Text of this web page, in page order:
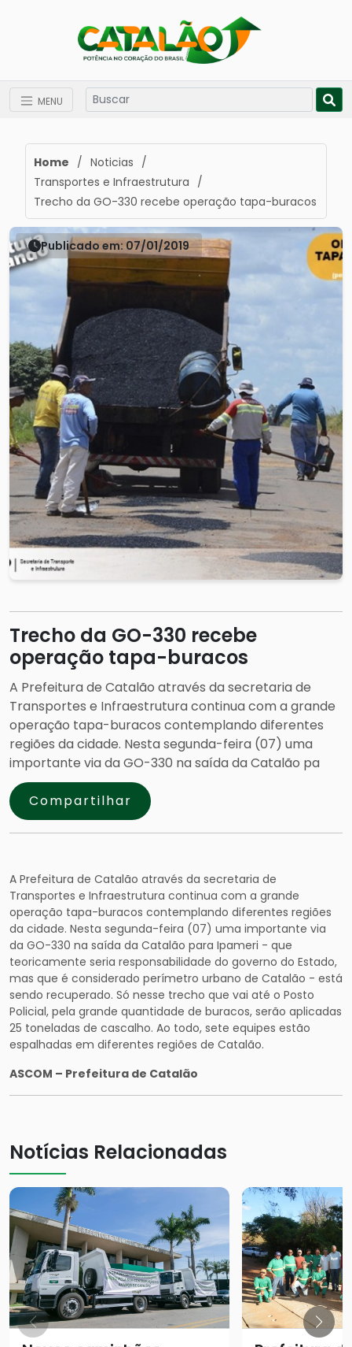
MENU
Home / Noticias /
Transportes e Infraestrutura /
Trecho da GO-330 recebe operação tapa-buracos
Publicado em: 07/01/2019
Trecho da GO-330 recebe
operação tapa-buracos
A Prefeitura de Catalão através da secretaria de
Transportes e Infraestrutura continua com a grande
operação tapa-buracos contemplando diferentes
regiões da cidade. Nesta segunda-feira (07) uma
importante via da GO-330 na saída da Catalão pa
Compartilhar
A Prefeitura de Catalão através da secretaria de
Transportes e Infraestrutura continua com a grande
operação tapa-buracos contemplando diferentes regiões
da cidade. Nesta segunda-feira (07) uma importante via
da GO-330 na saída da Catalão para Ipameri - que
teoricamente seria responsabilidade do governo do Estado,
mas que é considerado perímetro urbano de Catalão - está
sendo recuperado. Só nesse trecho que vai até o Posto
Policial, pela grande quantidade de buracos, serão aplicadas
25 toneladas de cascalho. Ao todo, sete equipes estão
espalhadas em diferentes regiões de Catalão.
ASCOM – Prefeitura de Catalão
Notícias Relacionadas